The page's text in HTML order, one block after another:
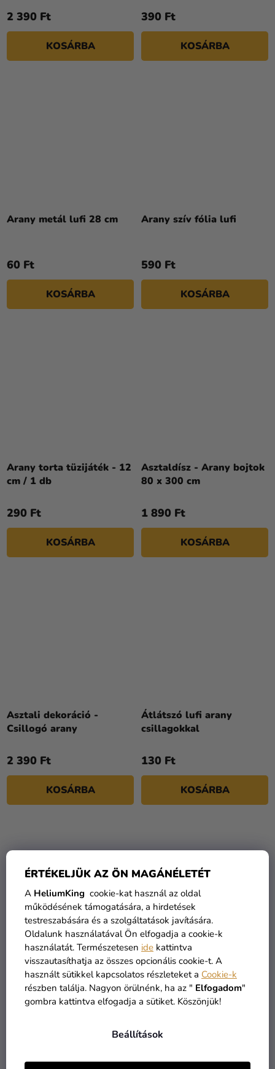
ÉRTÉKELJÜK AZ ÖN MAGÁNÉLETÉT
A HeliumKing cookie-kat használ az oldal
működésének támogatására, a hirdetések
testreszabására és a szolgáltatások javítására.
Oldalunk használatával Ön elfogadja a cookie-k
használatát. Természetesen ide kattintva
visszautasíthatja az összes opcionális cookie-t. A
használt sütikkel kapcsolatos részleteket a Cookie-k
részben találja. Nagyon örülnénk, ha az " Elfogadom"
gombra kattintva elfogadja a sütiket. Köszönjük!
Beállítások
2 390 Ft
KOSÁRBA
390 Ft
KOSÁRBA
Arany metál lufi 28 cm
60 Ft
KOSÁRBA
Arany szív fólia lufi
590 Ft
KOSÁRBA
Arany torta tüzijáték - 12
cm / 1 db
290 Ft
KOSÁRBA
Asztaldísz - Arany bojtok
80 x 300 cm
1 890 Ft
KOSÁRBA
Asztali dekoráció -
Csillogó arany
2 390 Ft
KOSÁRBA
Átlátszó lufi arany
csillagokkal
130 Ft
KOSÁRBA
Átlátszó lufi arany
pöttyökkel
130 Ft
Átlátszó lufi arany
szívecskékkel
130 Ft